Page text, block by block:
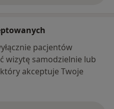
pacjentów
wizytę samodzielnie lub
akceptuje Twoje